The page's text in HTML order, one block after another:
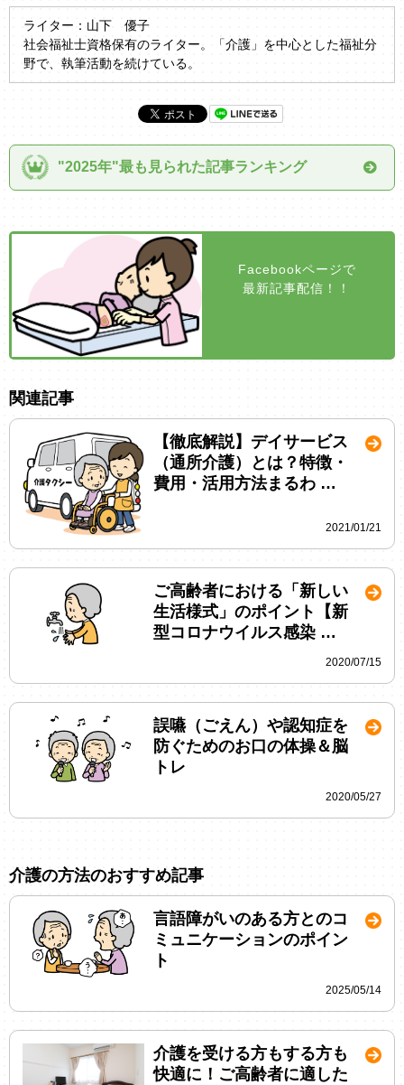
ライター：山下 優子
社会福祉士資格保有のライター。「介護」を中心とした福祉分
野で、執筆活動を続けている。
"2025年"最も見られた記事ランキング
Facebookページで
最新記事配信！！
関連記事
【徹底解説】デイサービス
（通所介護）とは？特徴・
費用・活用方法まるわ …
2021/01/21
ご高齢者における「新しい
生活様式」のポイント【新
型コロナウイルス感染 …
2020/07/15
誤嚥（ごえん）や認知症を
防ぐためのお口の体操＆脳
トレ
2020/05/27
介護の方法のおすすめ記事
言語障がいのある方とのコ
ミュニケーションのポイン
ト
2025/05/14
介護を受ける方もする方も
快適に！ご高齢者に適した